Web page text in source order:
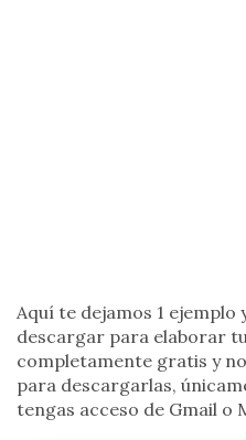
Aquí te dejamos 1 ejemplo
descargar para elaborar
completamente gratis y
para descargarlas,
tengas acceso de Gmail o